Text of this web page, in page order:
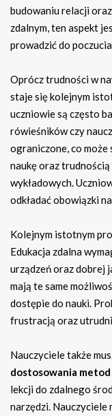
budowaniu relacji
zdalnym, ten aspekt
prowadzić do
Oprócz trudności w
staje się kolejnym
uczniowie są często
rówieśników czy
ograniczone, co może
naukę oraz
wykładowych.
odkładać obowiązki
Kolejnym istotnym
Edukacja zdalna
urządzeń oraz dobrej
mają te same
dostępie do nauki.
frustracją oraz
Nauczyciele także
dostosowania metod
lekcji do zdalnego
narzędzi.